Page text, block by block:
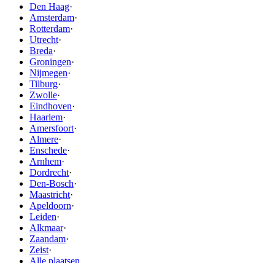
Den Haag·
Amsterdam·
Rotterdam·
Utrecht·
Breda·
Groningen·
Nijmegen·
Tilburg·
Zwolle·
Eindhoven·
Haarlem·
Amersfoort·
Almere·
Enschede·
Arnhem·
Dordrecht·
Den-Bosch·
Maastricht·
Apeldoorn·
Leiden·
Alkmaar·
Zaandam·
Zeist·
Alle plaatsen